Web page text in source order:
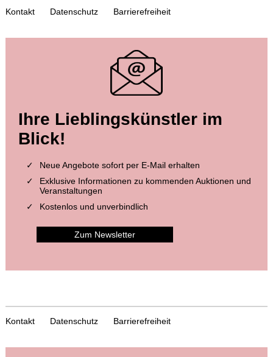
Kontakt Datenschutz Barrierefreiheit
Ihre Lieblingskünstler im
Blick!
Neue Angebote sofort per E-Mail erhalten
Exklusive Informationen zu kommenden Auktionen und
Veranstaltungen
Kostenlos und unverbindlich
Zum Newsletter
Kontakt Datenschutz Barrierefreiheit